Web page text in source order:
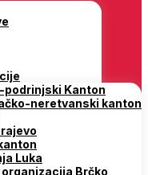
podrinjski Kanton
neretvanski kanton
Luka
Brčko